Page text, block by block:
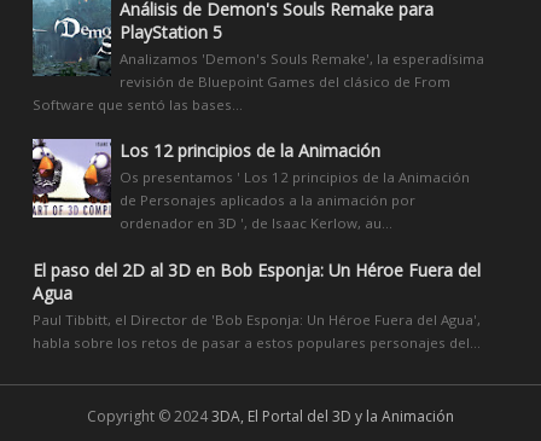
Análisis de Demon's Souls Remake para
PlayStation 5
Analizamos 'Demon's Souls Remake', la esperadísima
revisión de Bluepoint Games del clásico de From
Software que sentó las bases...
Los 12 principios de la Animación
Os presentamos ' Los 12 principios de la Animación
de Personajes aplicados a la animación por
ordenador en 3D ', de Isaac Kerlow, au...
El paso del 2D al 3D en Bob Esponja: Un Héroe Fuera del
Agua
Paul Tibbitt, el Director de 'Bob Esponja: Un Héroe Fuera del Agua',
habla sobre los retos de pasar a estos populares personajes del...
Copyright © 20243DA, El Portal del 3D y la Animación